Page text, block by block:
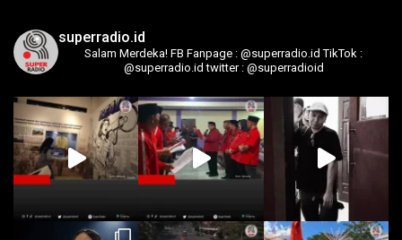
superradio.id
Salam Merdeka! FB Fanpage : @superradio.id TikTok :
@superradio.id twitter : @superradioid